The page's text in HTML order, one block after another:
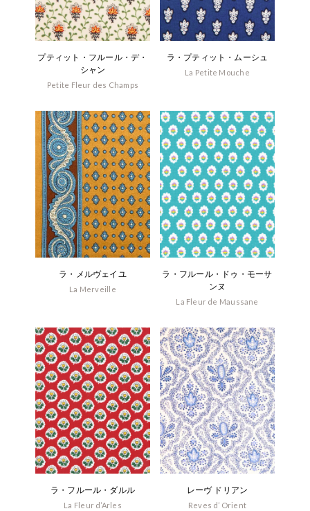
プティット・フルール・デ・
シャン
Petite Fleur des Champs
ラ・プティット・ムーシュ
La Petite Mouche
ラ・メルヴェイユ
La Merveille
ラ・フルール・ドゥ・モーサ
ンヌ
La Fleur de Maussane
ラ・フルール・ダルル
La Fleur d’Arles
レーヴ ドリアン
Reves d’ Orient